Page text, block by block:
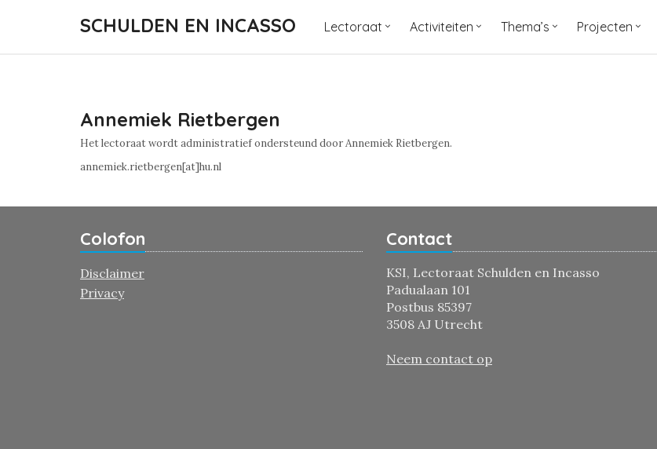
SCHULDEN EN INCASSO Lectoraat Activiteiten Thema’s Projecten
Annemiek Rietbergen
Het lectoraat wordt administratief ondersteund door Annemiek Rietbergen.
annemiek.rietbergen[at]hu.nl
Colofon
Disclaimer
Privacy
Contact
KSI, Lectoraat Schulden en Incasso
Padualaan 101
Postbus 85397
3508 AJ Utrecht
Neem contact op